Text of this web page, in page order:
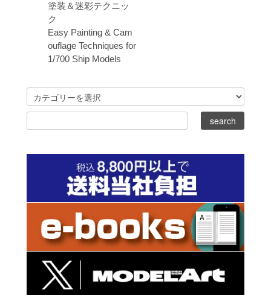
塗装＆迷彩テクニッ
ク
Easy Painting & Cam
ouflage Techniques for
1/700 Ship Models